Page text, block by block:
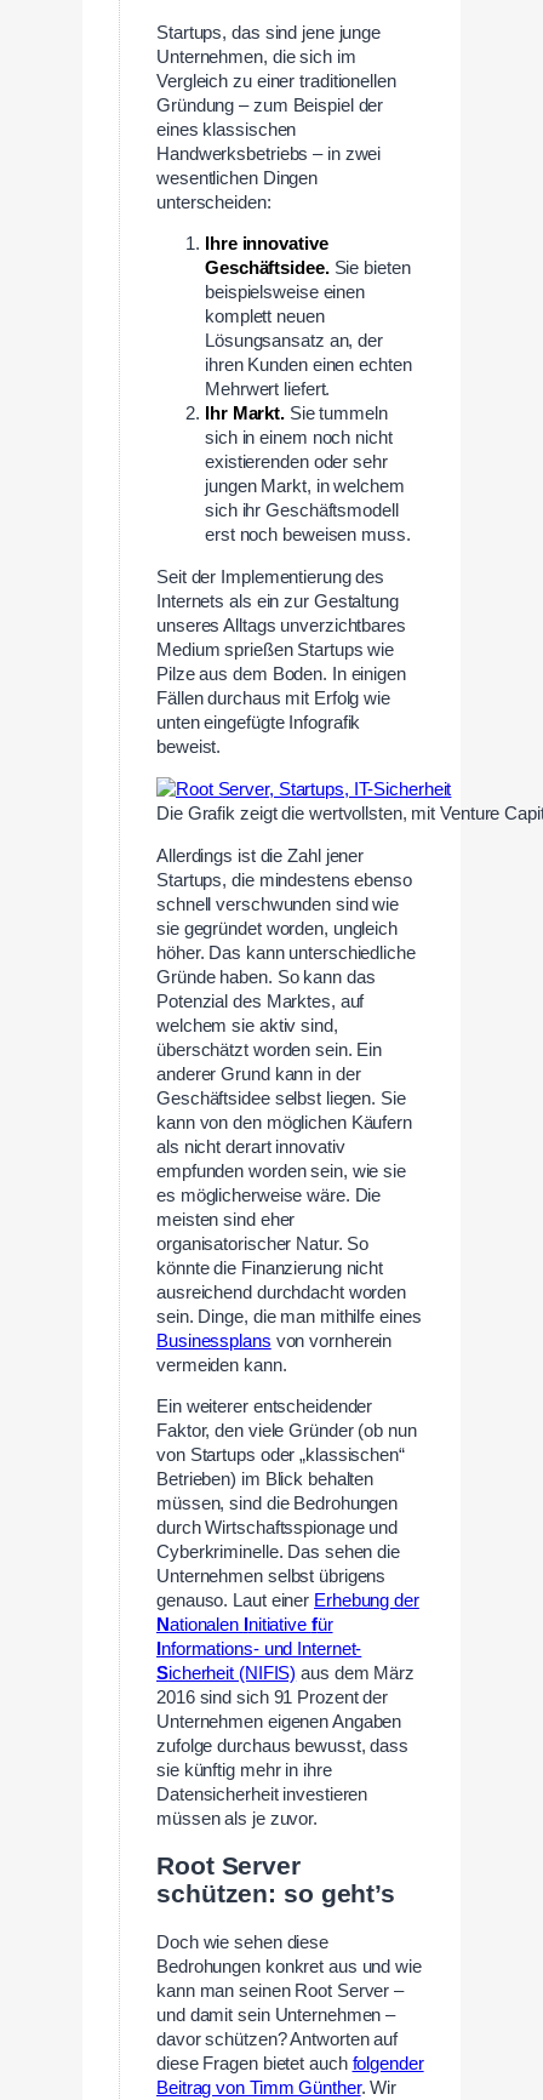
Startups, das sind jene junge
Unternehmen, die sich im
Vergleich zu einer traditionellen
Gründung – zum Beispiel der
eines klassischen
Handwerksbetriebs – in zwei
wesentlichen Dingen
unterscheiden:
Ihre innovative
Geschäftsidee. Sie bieten
beispielsweise einen
komplett neuen
Lösungsansatz an, der
ihren Kunden einen echten
Mehrwert liefert.
Ihr Markt. Sie tummeln
sich in einem noch nicht
existierenden oder sehr
jungen Markt, in welchem
sich ihr Geschäftsmodell
erst noch beweisen muss.
Seit der Implementierung des
Internets als ein zur Gestaltung
unseres Alltags unverzichtbares
Medium sprießen Startups wie
Pilze aus dem Boden. In einigen
Fällen durchaus mit Erfolg wie
unten eingefügte Infografik
beweist.
Die Grafik zeigt die wertvollsten, mit Venture
Allerdings ist die Zahl jener
Startups, die mindestens ebenso
schnell verschwunden sind wie
sie gegründet worden, ungleich
höher. Das kann unterschiedliche
Gründe haben. So kann das
Potenzial des Marktes, auf
welchem sie aktiv sind,
überschätzt worden sein. Ein
anderer Grund kann in der
Geschäftsidee selbst liegen. Sie
kann von den möglichen Käufern
als nicht derart innovativ
empfunden worden sein, wie sie
es möglicherweise wäre. Die
meisten sind eher
organisatorischer Natur. So
könnte die Finanzierung nicht
ausreichend durchdacht worden
sein. Dinge, die man mithilfe eines
Businessplans von vornherein
vermeiden kann.
Ein weiterer entscheidender
Faktor, den viele Gründer (ob nun
von Startups oder „klassischen“
Betrieben) im Blick behalten
müssen, sind die Bedrohungen
durch Wirtschaftsspionage und
Cyberkriminelle. Das sehen die
Unternehmen selbst übrigens
genauso. Laut einer Erhebung der
Nationalen nitiative für
nformations- und Internet-
Sicherheit (NIFIS) aus dem März
2016 sind sich 91 Prozent der
Unternehmen eigenen Angaben
zufolge durchaus bewusst, dass
sie künftig mehr in ihre
Datensicherheit investieren
müssen als je zuvor.
Root Server
schützen: so geht’s
Doch wie sehen diese
Bedrohungen konkret aus und wie
kann man seinen Root Server –
und damit sein Unternehmen –
davor schützen? Antworten auf
diese Fragen bietet auch folgender
Beitrag von Timm Günther. Wir